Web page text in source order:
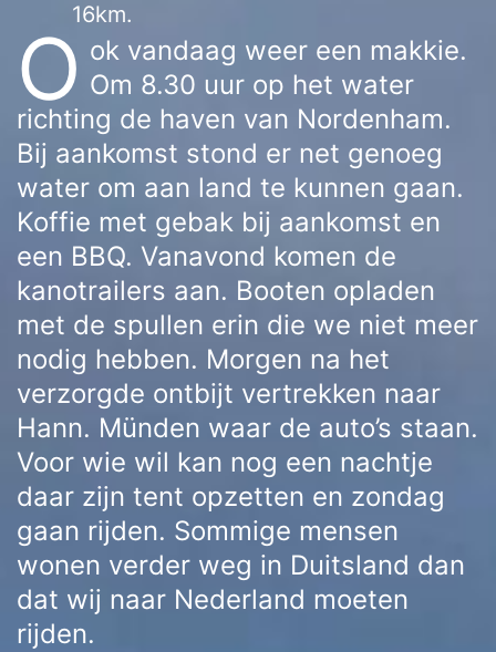
16km.
O ok vandaag weer een makkie.
Om 8.30 uur op het water
richting de haven van Nordenham.
Bij aankomst stond er net genoeg
water om aan land te kunnen gaan.
Koffie met gebak bij aankomst en
een BBQ. Vanavond komen de
kanotrailers aan. Booten opladen
met de spullen erin die we niet meer
nodig hebben. Morgen na het
verzorgde ontbijt vertrekken naar
Hann. Münden waar de auto’s staan.
Voor wie wil kan nog een nachtje
daar zijn tent opzetten en zondag
gaan rijden. Sommige mensen
wonen verder weg in Duitsland dan
dat wij naar Nederland moeten
rijden.